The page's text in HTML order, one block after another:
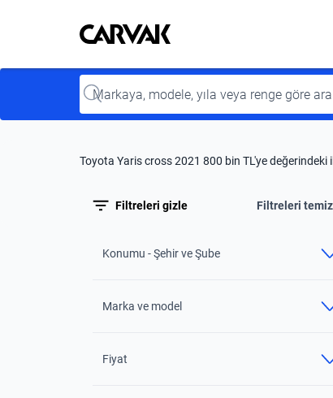
Kavak
Kavak
Input
Toyota Yaris cross 2021 800 bin TL'ye değerindeki
Filtreleri gizle Filtreleri
Konumu - Şehir ve Şube
Marka ve model
Fiyat